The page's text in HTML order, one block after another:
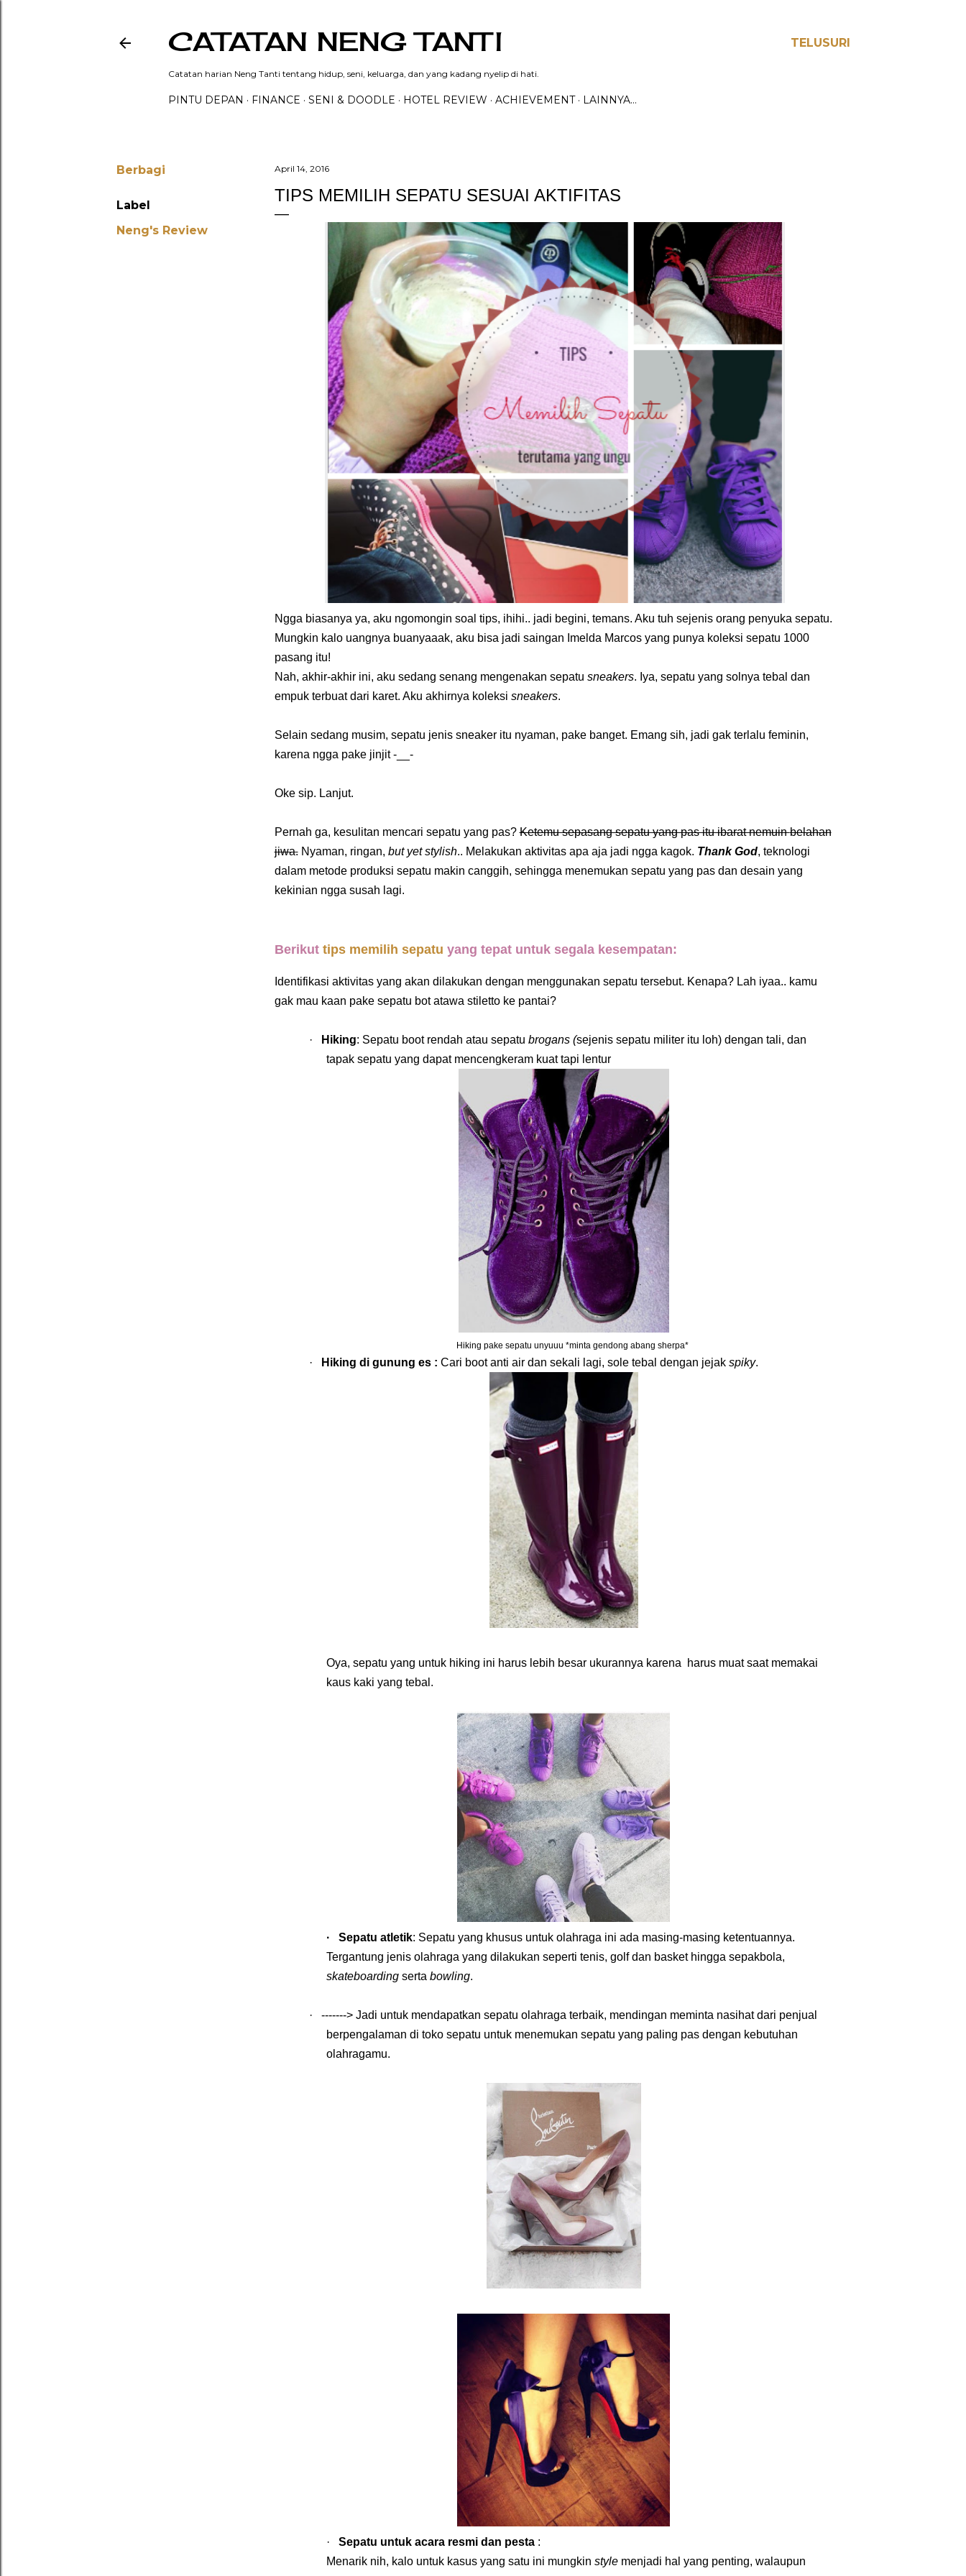
TELUSURI
CATATAN NENG TANTI
Catatan harian Neng Tanti tentang hidup, seni, keluarga, dan yang kadang nyelip di hati.
PINTU DEPAN FINANCE SENI & DOODLE HOTEL REVIEW ACHIEVEMENT LAINNYA…
Berbagi
Label
Neng's Review
April 14, 2016
TIPS MEMILIH SEPATU SESUAI AKTIFITAS
Ngga biasanya ya, aku ngomongin soal tips, ihihi.. jadi begini, temans. Aku tuh sejenis orang penyuka sepatu.
Mungkin kalo uangnya buanyaaak, aku bisa jadi saingan Imelda Marcos yang punya koleksi sepatu 1000
pasang itu!
Nah, akhir-akhir ini, aku sedang senang mengenakan sepatu sneakers. Iya, sepatu yang solnya tebal dan
empuk terbuat dari karet. Aku akhirnya koleksi sneakers.
Selain sedang musim, sepatu jenis sneaker itu nyaman, pake banget. Emang sih, jadi gak terlalu feminin,
karena ngga pake jinjit -__-
Oke sip. Lanjut.
Pernah ga, kesulitan mencari sepatu yang pas?Ketemu sepasang sepatu yang pas itu ibarat nemuinbelahan
jiwa.Nyaman, ringan, but yet stylish.. Melakukan aktivitas apa aja jadi ngga kagok. Thank God, teknologi
dalam metode produksi sepatu makin canggih, sehingga menemukan sepatu yang pas dan desain yang
kekinian ngga susah lagi.
Berikut tips memilih sepatu yang tepat untuk segala kesempatan:
Identifikasi aktivitas yang akan dilakukan dengan menggunakan sepatu tersebut. Kenapa? Lah iyaa.. kamu
gak mau kaan pake sepatu bot atawa stilettoke pantai?
· Hiking: Sepatu boot rendah atau sepatu brogans (sejenis sepatu militer itu loh)dengan tali, dan
tapak sepatu yang dapat mencengkeram kuat tapi lentur
Hiking pake sepatu unyuuu *minta gendong abang sherpa*
· Hiking di gunung es : Cari boot anti airdan sekali lagi, soletebal dengan jejakspiky.
Oya, sepatu yang untuk hiking ini harus lebih besar ukurannya karena harus muat saat memakai
kaus kaki yang tebal.
· Sepatu atletik: Sepatu yang khusus untuk olahraga ini ada masing-masing ketentuannya.
Tergantung jenis olahraga yang dilakukan seperti tenis, golf dan basket hingga sepakbol a,
skateboardingserta bowling.
· -------> Jadi untuk mendapatkan sepatu olahraga terbaik, mendingan meminta nasihat dari penjual
berpengalaman di toko sepatu untuk menemukan sepatu yang paling pas dengan kebutuhan
olahragamu.
· Sepatu untuk acara resmi dan pesta :
Menarik nih, kalo untuk kasus yang satu ini mungkin stylemenjadi hal yang penting, walaupun